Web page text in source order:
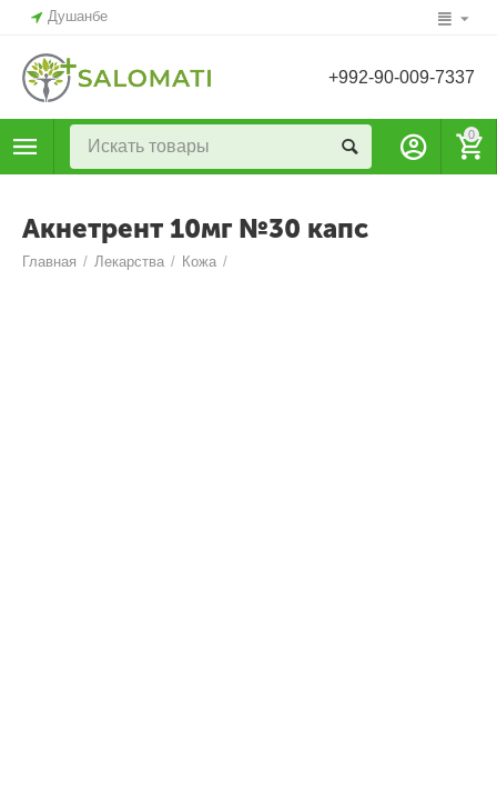
Душанбе
+992-90-009-7337
0
Акнетрент 10мг №30 капс
Главная / Лекарства / Кожа /